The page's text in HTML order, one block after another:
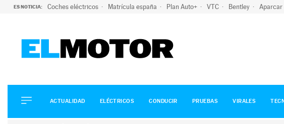
ES NOTICIA: Coches eléctricos Matrícula españa Plan Auto+ VTC Bentley Aparcar
ELÉCTRICOS
CONDUCIR
ACTUALIDAD ELÉCTRICOS CONDUCIR PRUEBAS VIRALES